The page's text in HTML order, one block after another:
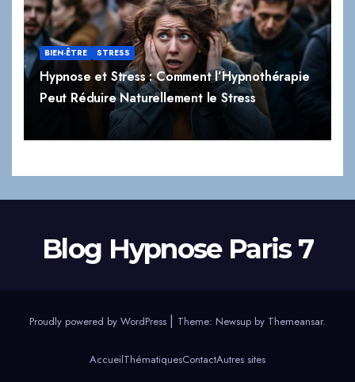
BIEN-ÊTRE STRESS
Hypnose et Stress : Comment l’Hypnothérapie
Peut Réduire Naturellement le Stress
Blog Hypnose Paris 7
Proudly powered by WordPress | Theme: Newsup by Themeansar.
AccueilThématiquesContactAutres sites